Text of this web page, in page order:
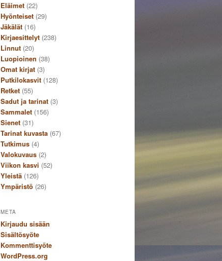
Eläimet (22)
Hyönteiset (29)
Jäkälät (16)
Kirjaesittelyt (238)
Linnut (20)
Luopioinen (38)
Omat kirjat (3)
Putkilokasvit (128)
Retket (55)
Sadut ja tarinat (3)
Sammalet (156)
Sienet (31)
Tarinat kuvasta (67)
Tutkimus (4)
Valokuvaus (2)
Viikon kasvi (52)
Yleistä (126)
Ympäristö (26)
META
Kirjaudu sisään
Sisältösyöte
Kommenttisyöte
WordPress.org